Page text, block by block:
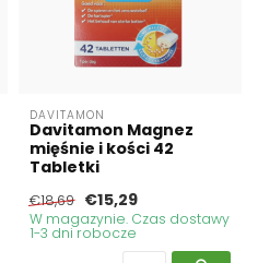
DAVITAMON
Davitamon Magnez
mięśnie i kości 42
Tabletki
€18,69 €15,29
W magazynie. Czas dostawy
1-3 dni robocze